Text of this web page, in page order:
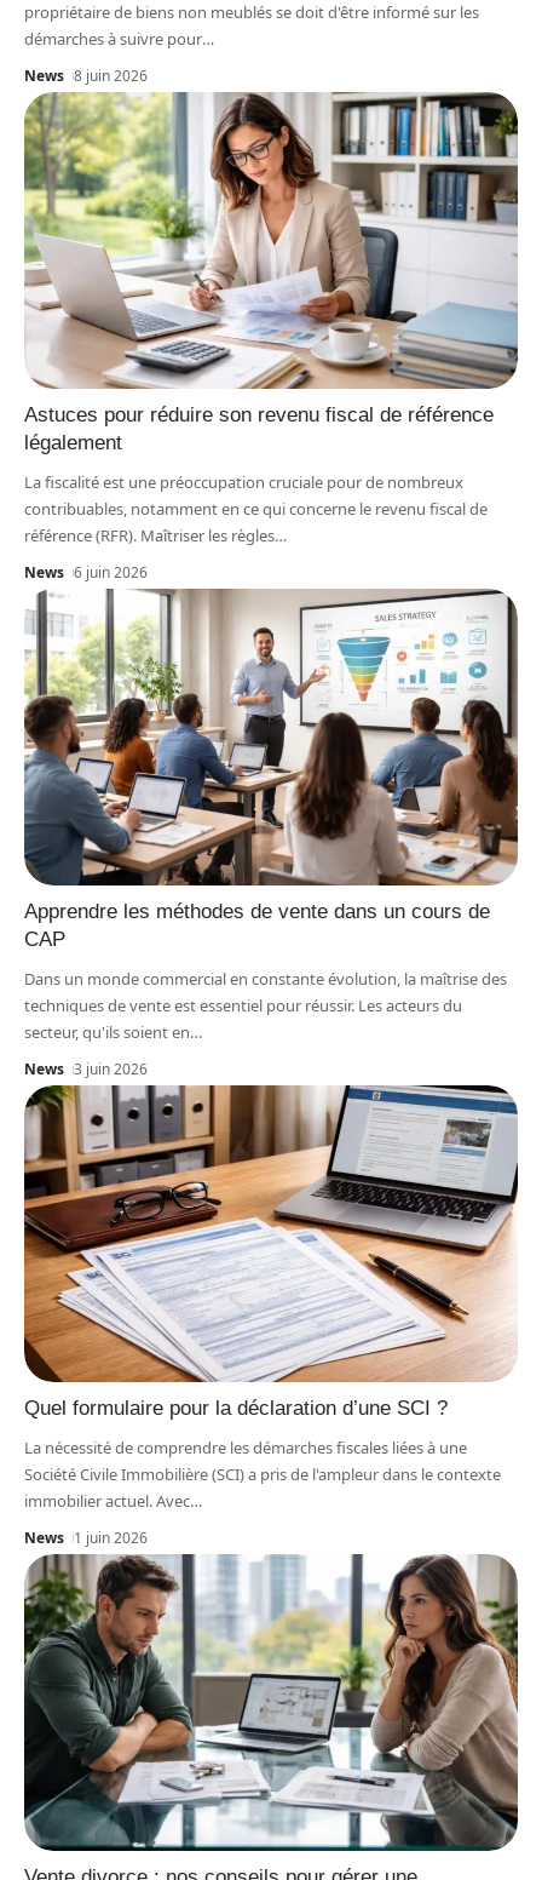
propriétaire de biens non meublés se doit d'être informé sur les
démarches à suivre pour…
News 8 juin 2026
Astuces pour réduire son revenu fiscal de référence
légalement
La fiscalité est une préoccupation cruciale pour de nombreux
contribuables, notamment en ce qui concerne le revenu fiscal de
référence (RFR). Maîtriser les règles…
News 6 juin 2026
Apprendre les méthodes de vente dans un cours de
CAP
Dans un monde commercial en constante évolution, la maîtrise des
techniques de vente est essentiel pour réussir. Les acteurs du
secteur, qu'ils soient en…
News 3 juin 2026
Quel formulaire pour la déclaration d’une SCI ?
La nécessité de comprendre les démarches fiscales liées à une
Société Civile Immobilière (SCI) a pris de l'ampleur dans le contexte
immobilier actuel. Avec…
News 1 juin 2026